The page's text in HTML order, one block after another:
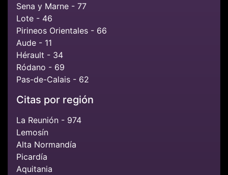
Sena y Marne - 77
Lote - 46
Pirineos Orientales - 66
Aude - 11
Hérault - 34
Ródano - 69
Pas-de-Calais - 62
Citas por región
La Reunión - 974
Lemosín
Alta Normandía
Picardía
Aquitania